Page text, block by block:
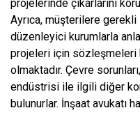
projelerinde çıkarlarını
Ayrıca, müşterilere
düzenleyici kurumlarla
projeleri için sözleşmeleri
olmaktadır. Çevre
endüstrisi ile ilgili diğer
bulunurlar. İnşaat avukatı